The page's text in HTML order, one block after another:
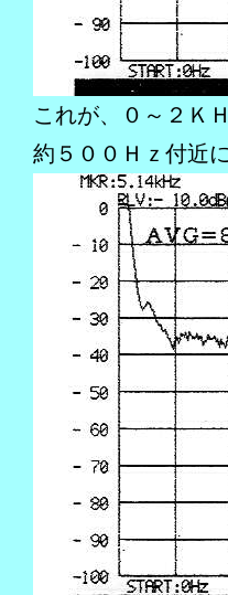
これが、０～２Ｋ
約５００Ｈｚ付近